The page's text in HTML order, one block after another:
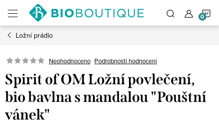
obsah
Ložní prádlo
Neohodnoceno Podrobnosti hodnocení
Spirit of OM Ložní povlečení,
bio bavlna s mandalou "Pouštní
vánek"